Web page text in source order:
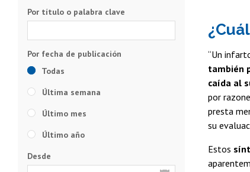
“Un
también
caída al
por
presta
su
Estos
Por título o palabra clave
Todas
Última semana
Último mes
Último año
Desde